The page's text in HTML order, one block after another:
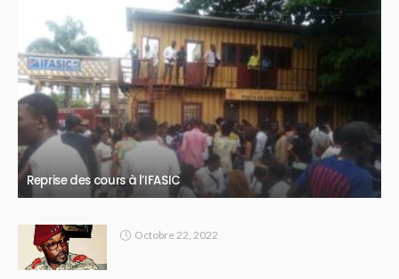
Reprise des cours à l’IFASIC
Octobre 22, 2022